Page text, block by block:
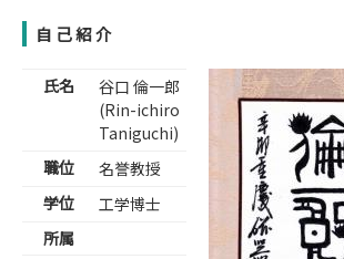
自己紹介
氏名
谷口 倫一郎
(Rin-ichiro
Taniguchi)
職位
名誉教授
学位
工学博士
所属